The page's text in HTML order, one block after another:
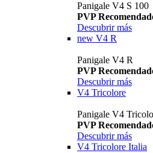
Panigale V4 S 100
PVP
Descubrir más
new V4 R
Panigale V4 R
PVP
Descubrir más
V4 Tricolore
Panigale V4
PVP
Descubrir más
V4 Tricolore Italia